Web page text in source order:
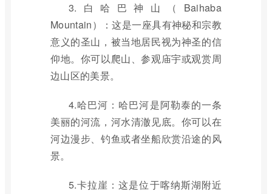
3.白哈巴神山（Baihaba
Mountain）：这是一座具有神秘和宗教
意义的圣山，被当地居民视为神圣的信
仰地。你可以爬山、参观庙宇或观赏周
边山区的美景。
4.哈巴河：哈巴河是阿勒泰的一条
美丽的河流，河水清澈见底。你可以在
河边漫步、钓鱼或者坐船欣赏沿途的风
景。
5.卡拉崖：这是位于喀纳斯湖附近